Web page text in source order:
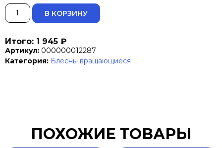
В КОРЗИНУ ALTERNATIVE:
Итого: 1 945 ₽
Артикул: 000000012287
Категория: Блесны вращающиеся
ПОХОЖИЕ ТОВАРЫ